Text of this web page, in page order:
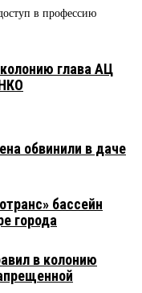
в профессию
глава АЦ
обвинили в даче
бассейн
города
в колонию